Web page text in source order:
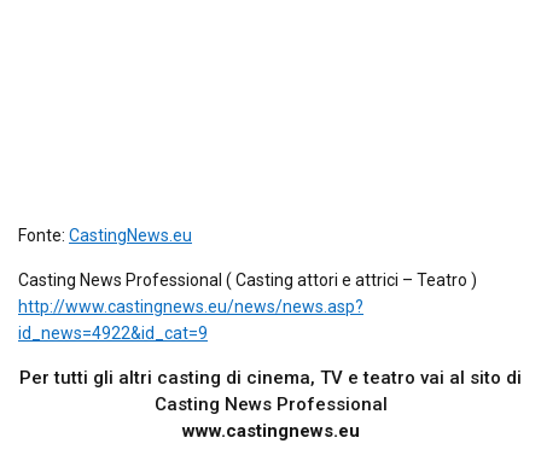
Fonte: CastingNews.eu
Casting News Professional ( Casting attori e attrici – Teatro )
http://www.castingnews.eu/news/news.asp?
id_news=4922&id_cat=9
Per tutti gli altri casting di cinema, TV e teatro vai al sito di
Casting News Professional
www.castingnews.eu